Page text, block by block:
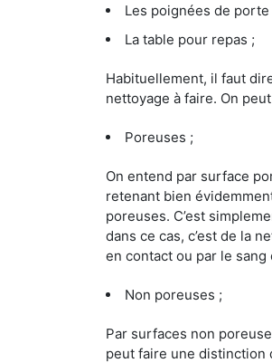
Les poignées de porte
La table pour repas ;
Habituellement, il faut
nettoyage à faire. On
Poreuses ;
On entend par surface
retenant bien
poreuses. C’est
dans ce cas, c’est de la
en contact ou par le
Non poreuses ;
Par surfaces non
peut faire une distinction